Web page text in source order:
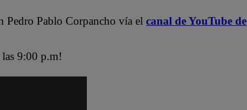
Pedro Pablo Corpancho vía el canal de YouTube de
9:00 p.m!